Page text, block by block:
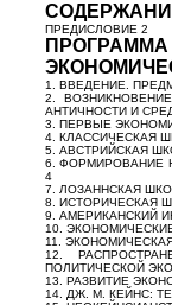
ПРЕДИСЛОВИЕ 2
1. ВВЕДЕНИЕ.
2.
АНТИЧНОСТИ И
3. ПЕРВЫЕ
4. КЛАССИЧЕСКАЯ
5. АВСТРИЙСКАЯ
6. ФОРМИРОВАНИЕ
4
7. ЛОЗАННСКАЯ
8. ИСТОРИЧЕСКАЯ
9. АМЕРИКАНСКИЙ
10.
11.
12.
ПОЛИТИЧЕСКОЙ
13. РАЗВИТИЕ
14. ДЖ. М. КЕЙНС: